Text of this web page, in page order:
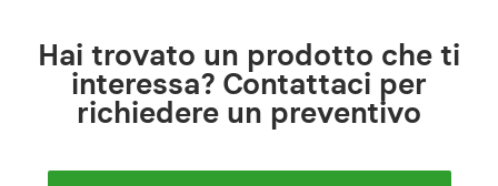
Hai trovato un prodotto che ti
interessa? Contattaci per
richiedere un preventivo